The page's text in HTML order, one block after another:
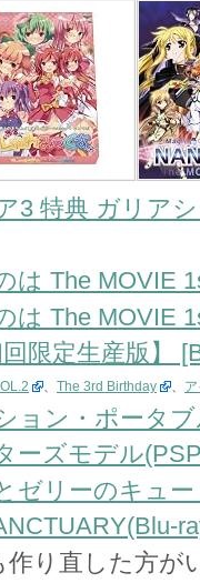
3 特典 ガリア
は The MOVIE
は The MOVIE
限定生産版】
The 3rd Birthday
ョン・ポータ
ーズモデル
ゼリーのキュ
り直した方が